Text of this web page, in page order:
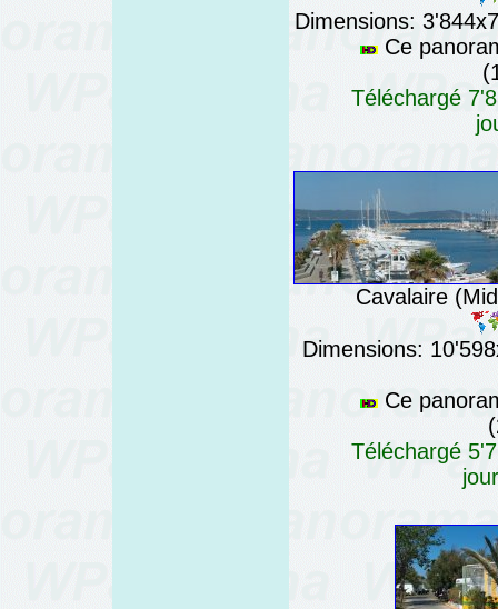
Dimensions:
Ce
Téléchargé
Cavalaire
Dimensions:
Ce
Téléchargé